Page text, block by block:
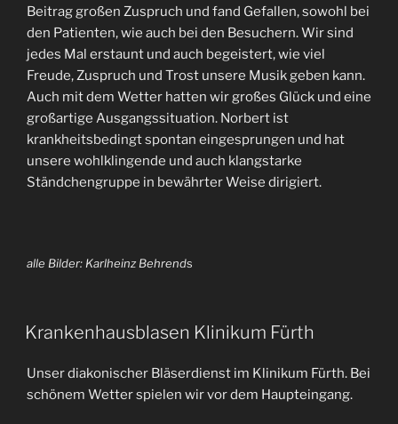
Beitrag großen Zuspruch und fand Gefallen, sowohl bei
den Patienten, wie auch bei den Besuchern. Wir sind
jedes Mal erstaunt und auch begeistert, wie viel
Freude, Zuspruch und Trost unsere Musik geben kann.
Auch mit dem Wetter hatten wir großes Glück und eine
großartige Ausgangssituation. Norbert ist
krankheitsbedingt spontan eingesprungen und hat
unsere wohlklingende und auch klangstarke
Ständchengruppe in bewährter Weise dirigiert.
alle Bilder: Karlheinz Behrends
Krankenhausblasen Klinikum Fürth
Unser diakonischer Bläserdienst im Klinikum Fürth. Bei
schönem Wetter spielen wir vor dem Haupteingang.